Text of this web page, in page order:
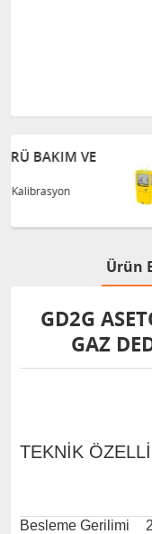
TÜRKAK
Türkak
Teknik
Ürün
GD2G
GAZ
TEKNİK
Besleme Gerilimi